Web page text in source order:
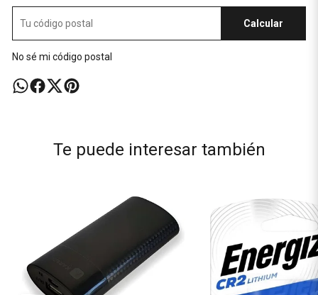
Calcular
No sé mi código postal
Te puede interesar también